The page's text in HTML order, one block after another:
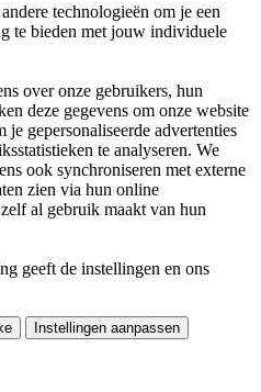
technologieën om je een
te bieden met jouw individuele
over onze gebruikers, hun
deze gegevens om onze website
gepersonaliseerde advertenties
te analyseren. We
ook synchroniseren met externe
zien via hun online
al gebruik maakt van hun
geeft de instellingen en ons
Instellingen aanpassen